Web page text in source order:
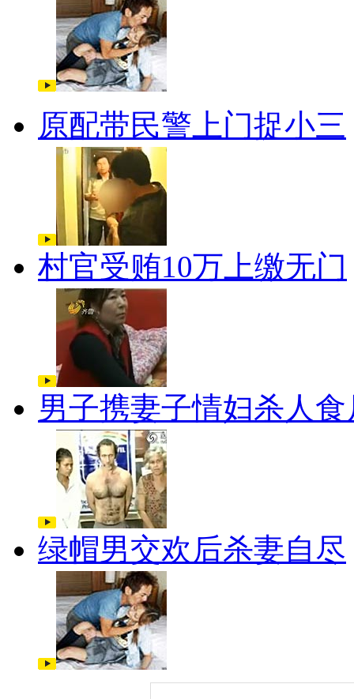
原配带民警上门捉小三
村官受贿10万上缴无门
男子携妻子情妇杀人食
绿帽男交欢后杀妻自尽